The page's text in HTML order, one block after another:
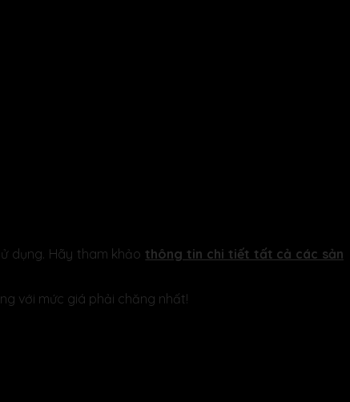
dụng. Hãy tham khảo thông tin chi tiết tất cả các sản
với mức giá phải chăng nhất!